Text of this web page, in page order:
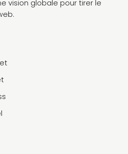
vision globale pour tirer le